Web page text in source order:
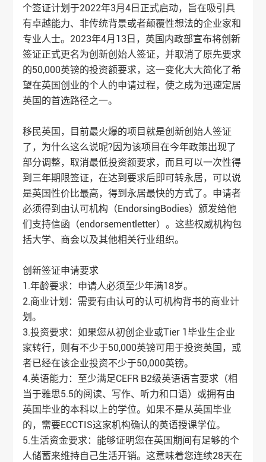
个签证计划于2022年3月4日正式启动，旨在吸引具
有卓越能力、非传统背景或者颠覆性想法的企业家和
专业人士。2023年4月13日，英国内政部宣布将创新
签证正式更名为创新创始人签证，并取消了原先要求
的50,000英镑的投资额要求，这一变化大大简化了希
望在英国创业的个人的申请过程，使之成为迅速定居
英国的首选路径之一。
移民英国，目前最火爆的项目就是创新创始人签证
了，为什么这么说呢?因为该项目在今年政策出现了
部分调整，取消最低投资额要求，而且可以一次性得
到三年期限签证，在达到要求后即可转永居，可以说
是英国性价比最高，得到永居最快的方式了。申请者
必须得到由认可机构（EndorsingBodies）颁发给他
们支持信函（endorsementletter）。这些权威机构包
括大学、商会以及其他相关行业组织。
创新签证申请要求
1.年龄要求：申请人必须至少年满18岁。
2.商业计划：需要有由认可的认可机构背书的商业计
划。
3.投资要求：如果您从初创企业或Tier 1毕业生企业
家转行，则有不少于50,000英镑可用于投资英国，或
者已经在该企业投资不少于50,000英镑。
4.英语能力：至少满足CEFR B2级英语语言要求（相
当于雅思5.5的阅读、写作、听力和口语）或拥有由
英国毕业的本科以上的学位。如果不是从英国毕业
的，需要ECCTIS这家机构确认的英语授课学位。
5.生活资金要求：能够证明您在英国期间有足够的个
人储蓄来维持自己生活开销。这意味着您连续28天在